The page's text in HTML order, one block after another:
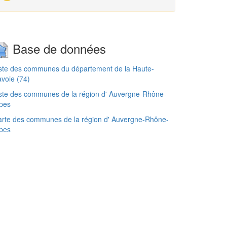
Base de données
des communes du département de la Haute-
(74)
des communes de la région d' Auvergne-Rhône-
des communes de la région d' Auvergne-Rhône-